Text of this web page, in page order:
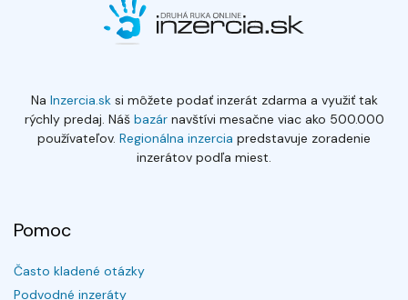
Na Inzercia.sksi môžete podať inzerát zdarma a využiť tak
rýchly predaj. Náš bazárnavštívi mesačne viac ako 500.000
používateľov. Regionálna inzercia predstavuje zoradenie
inzerátov podľa miest.
Pomoc
Často kladené otázky
Podvodné inzeráty